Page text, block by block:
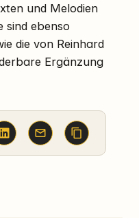
und Melodien
sind ebenso
die von Reinhard
Ergänzung